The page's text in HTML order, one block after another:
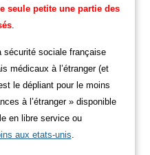
seule petite une partie des
.
sécurité sociale française
médicaux à l’étranger (et
le dépliant pour le moins
à l’étranger » disponible
en libre service ou
aux etats-unis